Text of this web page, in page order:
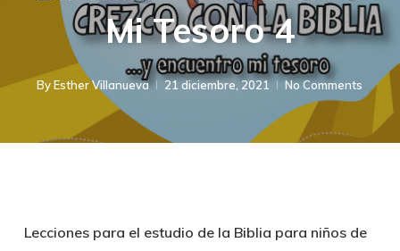
Mi Tesoro 4
By Esther Villanueva 21 diciembre, 2021 No Comments
Lecciones para el estudio de la Biblia para niños de